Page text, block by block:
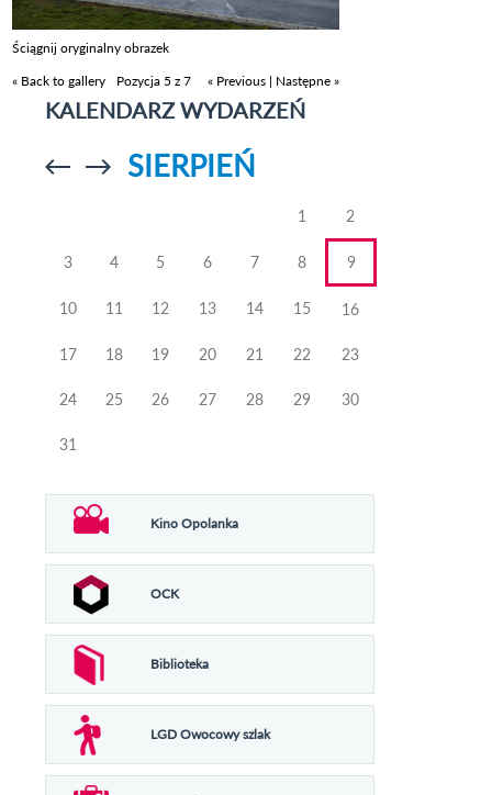
Ściągnij oryginalny obrazek
« Back to gallery
Pozycja 5 z 7 « Previous | Następne »
KALENDARZ WYDARZEŃ
Przejdź doPrzejdź do
SIERPIEŃ
1 2
3 4 5 6 7 8 9
10 11 12 13 14 15 16
17 18 19 20 21 22 23
24 25 26 27 28 29 30
31
Kino Opolanka
OCK
Biblioteka
LGD Owocowy szlak